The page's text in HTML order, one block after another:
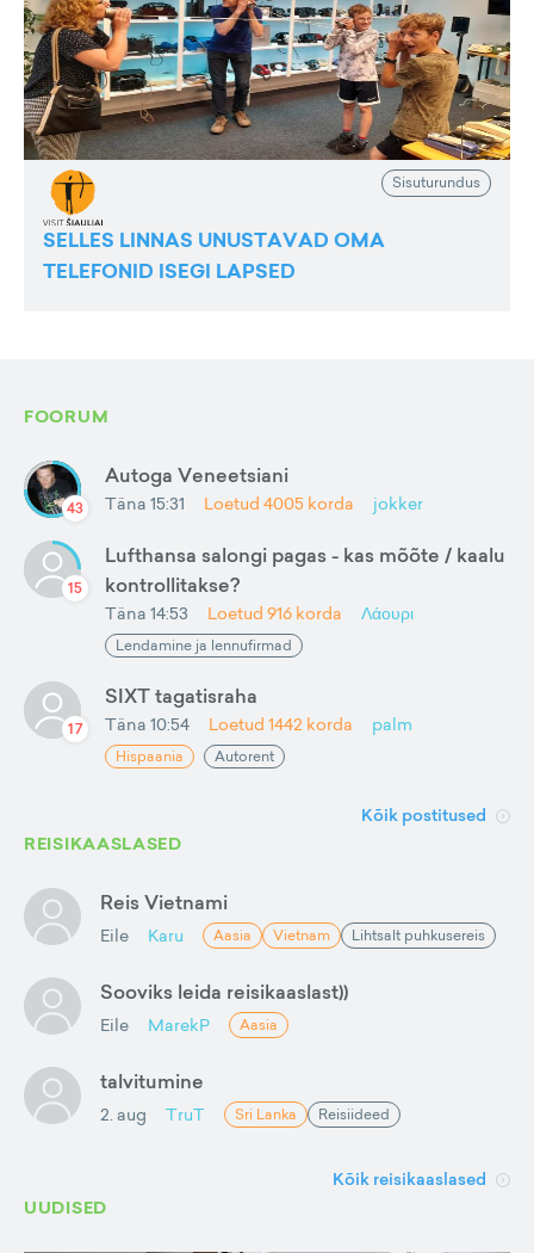
Sisuturundus
SELLES LINNAS UNUSTAVAD OMA
TELEFONID ISEGI LAPSED
FOORUM
43
Autoga Veneetsiani
Täna 15:31 Loetud 4005 korda jokker
15
Lufthansa salongi pagas - kas mõõte / kaalu
kontrollitakse?
Täna 14:53 Loetud 916 korda Λάουρι
Lendamine ja lennufirmad
17
SIXT tagatisraha
Täna 10:54 Loetud 1442 korda palm
Hispaania Autorent
Kõik postitused
REISIKAASLASED
Reis Vietnami
Eile Karu Aasia Vietnam Lihtsalt puhkusereis
Sooviks leida reisikaaslast))
Eile MarekP Aasia
talvitumine
2. aug TruT Sri Lanka Reisiideed
Kõik reisikaaslased
UUDISED